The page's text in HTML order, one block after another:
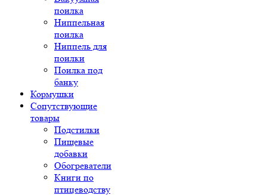
поилка
Ниппельная
поилка
Ниппель для
поилки
Поилка под
банку
Кормушки
Сопутствующие
товары
Подстилки
Пищевые
добавки
Обогреватели
Книги по
птицеводству